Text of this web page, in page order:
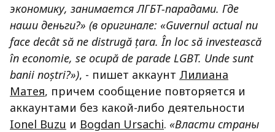
экономику, занимается ЛГБТ-парадами. Где
наши деньги?» (в оригинале: «Guvernul actual nu
face decât să ne distrugă țara. În loc să investească
în economie, se ocupă de parade LGBT. Unde sunt
banii noștri?»), - пишет аккаунт Лилиана
Матея, причем сообщение повторяется и
аккаунтами без какой-либо деятельности
Ionel Buzu и Bogdan Ursachi. «Власти страны